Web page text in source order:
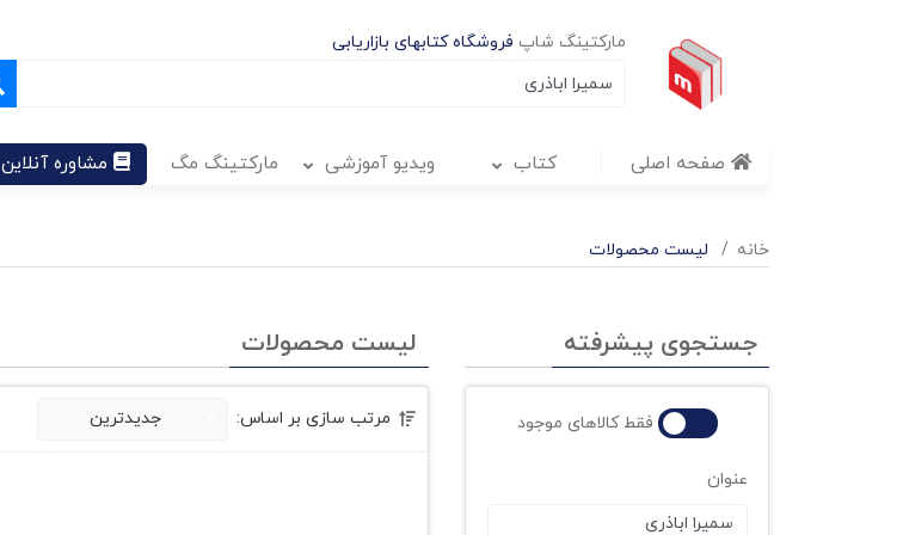
مارکتینگ شاپ فروشگاه کتابهای بازاریابی
صفحه اصلی کتاب ویدیو آموزشی مارکتینگ مگ مشاوره آنلاین
خانه لیست محصولات
جستجوی پیشرفته
فقط کالاهای موجود
عنوان
لیست محصولات
مرتب سازی بر اساس: جدیدترین